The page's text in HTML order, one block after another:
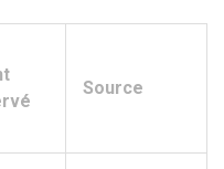
Source